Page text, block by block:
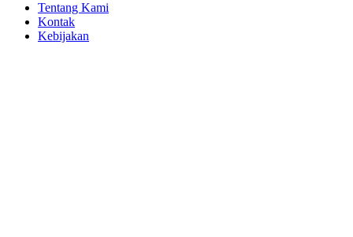
Tentang Kami
Kontak
Kebijakan